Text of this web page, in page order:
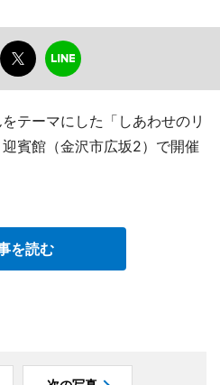
テーマにした「しあわせのリ
賓館（金沢市広坂2）で開催
を読む